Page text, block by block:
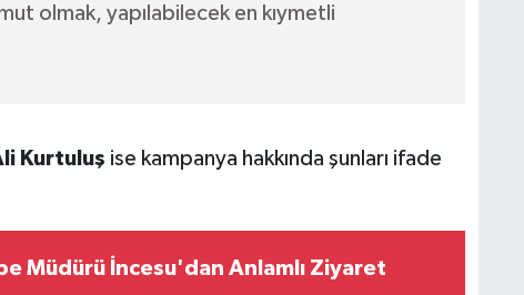
olmak, yapılabilecek en kıymetli
Kurtuluş ise kampanya hakkında şunları ifade
Müdürü İncesu'dan Anlamlı Ziyaret